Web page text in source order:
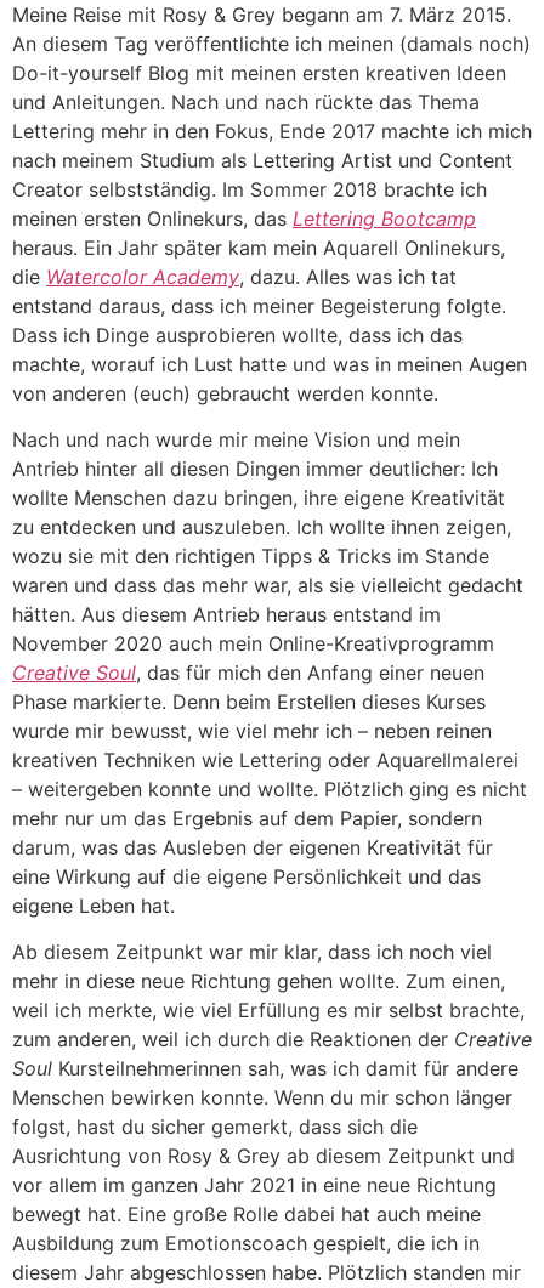
Meine Reise mit Rosy & Grey begann am 7. März 2015.
An diesem Tag veröffentlichte ich meinen (damals noch)
Do-it-yourself Blog mit meinen ersten kreativen Ideen
und Anleitungen. Nach und nach rückte das Thema
Lettering mehr in den Fokus, Ende 2017 machte ich mich
nach meinem Studium als Lettering Artist und Content
Creator selbstständig. Im Sommer 2018 brachte ich
meinen ersten Onlinekurs, das Lettering Bootcamp
heraus. Ein Jahr später kam mein Aquarell Onlinekurs,
die Watercolor Academy, dazu. Alles was ich tat
entstand daraus, dass ich meiner Begeisterung folgte.
Dass ich Dinge ausprobieren wollte, dass ich das
machte, worauf ich Lust hatte und was in meinen Augen
von anderen (euch) gebraucht werden konnte.
Nach und nach wurde mir meine Vision und mein
Antrieb hinter all diesen Dingen immer deutlicher: Ich
wollte Menschen dazu bringen, ihre eigene Kreativität
zu entdecken und auszuleben. Ich wollte ihnen zeigen,
wozu sie mit den richtigen Tipps & Tricks im Stande
waren und dass das mehr war, als sie vielleicht gedacht
hätten. Aus diesem Antrieb heraus entstand im
November 2020 auch mein Online-Kreativprogramm
Creative Soul, das für mich den Anfang einer neuen
Phase markierte. Denn beim Erstellen dieses Kurses
wurde mir bewusst, wie viel mehr ich – neben reinen
kreativen Techniken wie Lettering oder Aquarellmalerei
– weitergeben konnte und wollte. Plötzlich ging es nicht
mehr nur um das Ergebnis auf dem Papier, sondern
darum, was das Ausleben der eigenen Kreativität für
eine Wirkung auf die eigene Persönlichkeit und das
eigene Leben hat.
Ab diesem Zeitpunkt war mir klar, dass ich noch viel
mehr in diese neue Richtung gehen wollte. Zum einen,
weil ich merkte, wie viel Erfüllung es mir selbst brachte,
zum anderen, weil ich durch die Reaktionen der Creative
Soul Kursteilnehmerinnen sah, was ich damit für andere
Menschen bewirken konnte. Wenn du mir schon länger
folgst, hast du sicher gemerkt, dass sich die
Ausrichtung von Rosy & Grey ab diesem Zeitpunkt und
vor allem im ganzen Jahr 2021 in eine neue Richtung
bewegt hat. Eine große Rolle dabei hat auch meine
Ausbildung zum Emotionscoach gespielt, die ich in
diesem Jahr abgeschlossen habe. Plötzlich standen mir